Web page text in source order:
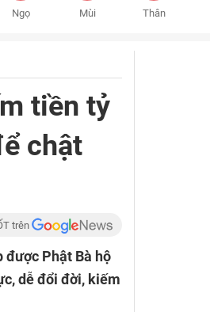
Ngọ Mùi Thân
tiền tỷ
chật
trên
được Phật Bà hộ
dễ đổi đời, kiếm